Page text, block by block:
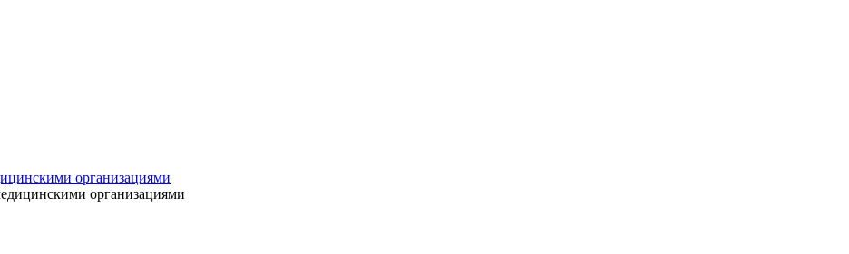
организациями